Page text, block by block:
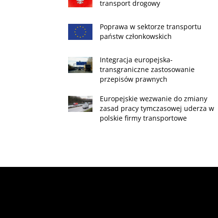
transport drogowy
Poprawa w sektorze transportu
państw członkowskich
Integracja europejska-
transgraniczne zastosowanie
przepisów prawnych
Europejskie wezwanie do zmiany
zasad pracy tymczasowej uderza w
polskie firmy transportowe